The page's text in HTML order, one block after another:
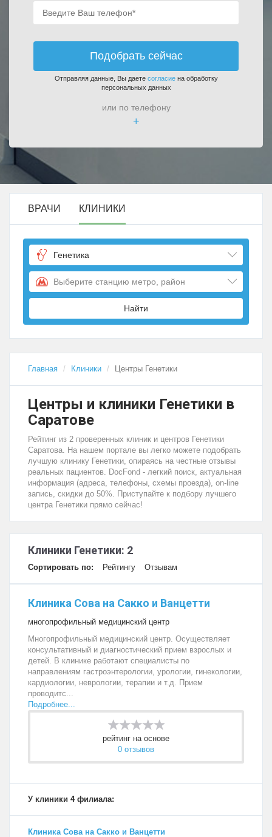
Подобрать сейчас
Отправляя данные, Вы даете согласиена обработку
персональных данных
или по телефону
+
ВРАЧИ КЛИНИКИ
Генетика
Выберите станцию метро, район
Найти
Главная Клиники Центры Генетики
Центры и клиники Генетики в
Саратове
Рейтинг из 2 проверенных клиник и центров Генетики
Саратова. На нашем портале вы легко можете подобрать
лучшую клинику Генетики, опираясь на честные отзывы
реальных пациентов. DocFond - легкий поиск, актуальная
информация (адреса, телефоны, схемы проезда), on-line
запись, скидки до 50%. Приступайте к подбору лучшего
центра Генетики прямо сейчас!
Клиники Генетики: 2
Сортировать по: Рейтингу Отзывам
Клиника Сова на Сакко и Ванцетти
многопрофильный медицинский центр
Многопрофильный медицинский центр. Осуществляет
консультативный и диагностический прием взрослых и
детей. В клинике работают специалисты по
направлениям гастроэнтерологии, урологии, гинекологии,
кардиологии, неврологии, терапии и т.д. Прием
проводитс...
Подробнее...
рейтинг на основе
0 отзывов
У клиники 4 филиала:
Клиника Сова на Сакко и Ванцетти